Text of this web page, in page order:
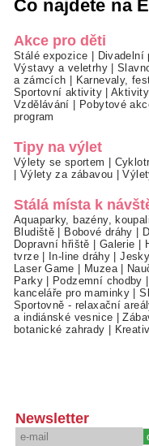
Co najdete na
Akce pro děti
Stálé expozice | Divadelní
Výstavy a veletrhy|
a zámcích | Karnevaly,
Sportovní aktivity|
Vzdělávání | Pobytové
program
Tipy na výlet
Výlety se sportem |
| Výlety za zábavou |
Stálá místa k
Aquaparky, bazény,
Bludiště | Bobové dráhy |
Dopravní hřiště | Galerie |
tvrze| In-line dráhy |
Laser Game | Muzea|
Parky| Podzemní chodby |
kanceláře pro maminky |
Sportovně - relaxační
a indiánské vesnice |
botanické zahrady |
Newsletter